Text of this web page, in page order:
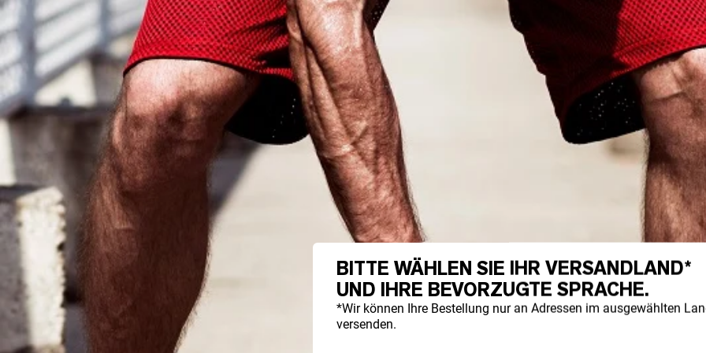
BITTE WÄHLEN SIE IHR VERSANDLAND*
UND IHRE BEVORZUGTE SPRACHE.
*Wir können Ihre Bestellung nur an Adressen im ausgewählten
versenden.